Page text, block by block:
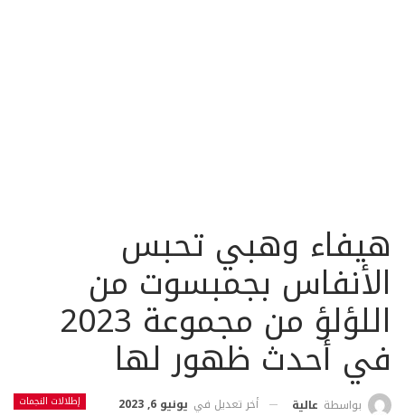
هيفاء وهبي تحبس
الأنفاس بجمبسوت من
اللؤلؤ من مجموعة 2023
في أحدث ظهور لها
إطلالات النجمات بواسطة عالية أخر تعديل في يونيو 6, 2023